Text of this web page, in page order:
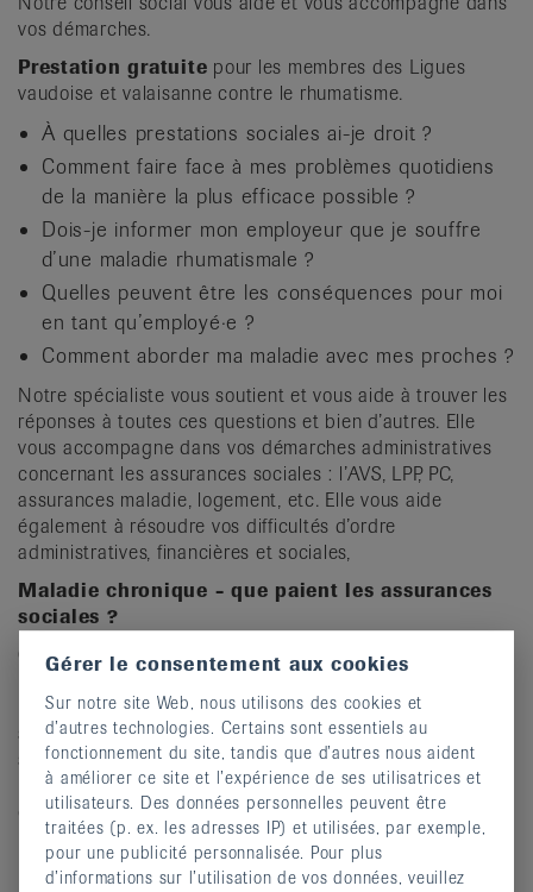
vos démarches.
Prestation gratuite pour les membres des Ligues
vaudoise et valaisanne contre le rhumatisme.
À quelles prestations sociales ai-je droit ?
Comment faire face à mes problèmes quotidiens
de la manière la plus efficace possible ?
Dois-je informer mon employeur que je souffre
d’une maladie rhumatismale ?
Quelles peuvent être les conséquences pour moi
en tant qu’employé·e ?
Comment aborder ma maladie avec mes proches ?
Notre spécialiste vous soutient et vous aide à trouver les
réponses à toutes ces questions et bien d’autres. Elle
vous accompagne dans vos démarches administratives
concernant les assurances sociales : l’AVS, LPP, PC,
assurances maladie, logement, etc. Elle vous aide
également à résoudre vos difficultés d’ordre
administratives, financières et sociales,
Maladie chronique - que paient les assurances
sociales ?
Guide des assurances sociales 2024
la Ligue suisse conter le cancer, de la Ligue pulmonaire
suisse, de la Société suisse du diabèe et de la Ligue
suisse contre le rhumatisme. Il s'agit d'un ouvrage de
référence sur les sujets suivants relatifs aux maladies
chroniques :
Traitement médical
Soins ambulatoires
Gérer le consentement aux cookies
Sur notre site Web, nous utilisons des cookies et
d’autres technologies. Certains sont essentiels au
fonctionnement du site, tandis que d’autres nous aident
à améliorer ce site et l’expérience de ses utilisatrices et
utilisateurs. Des données personnelles peuvent être
traitées (p. ex. les adresses IP) et utilisées, par exemple,
pour une publicité personnalisée. Pour plus
d’informations sur l’utilisation de vos données, veuillez